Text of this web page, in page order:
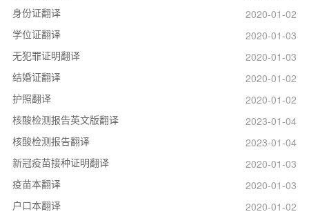
身份证翻译
2020-01-02
学位证翻译
2020-01-03
无犯罪证明翻译
2020-01-03
结婚证翻译
2020-01-02
护照翻译
2020-01-02
核酸检测报告英文版翻译
2023-01-04
核酸检测报告翻译
2023-01-04
新冠疫苗接种证明翻译
2020-01-03
疫苗本翻译
2020-01-03
户口本翻译
2020-01-02